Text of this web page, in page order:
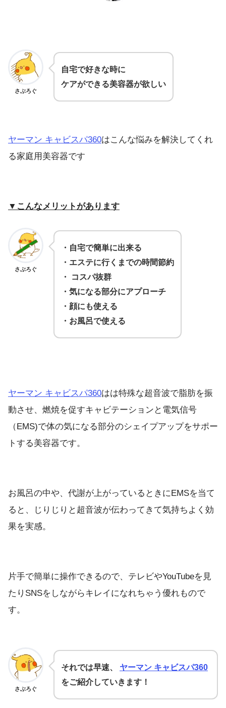
さぶろぐ
自宅で好きな時に
ケアができる美容器が欲しい
ヤーマン キャビスパ360はこんな悩みを解決してくれ
る家庭用美容器です
▼こんなメリットがあります
さぶろぐ
・ 自宅で簡単に出来る
・ エステに行くまでの時間節約
・
コスパ抜群
・ 気になる部分にアプローチ
・顔にも使える
・お風呂で使える
ヤーマン キャビスパ360はは特殊な超音波で脂肪を振
動させ、燃焼を促すキャビテーションと電気信号
（EMS)で体の気になる部分のシェイプアップをサポー
トする美容器です。
お風呂の中や、代謝が上がっているときにEMSを当て
ると、じりじりと超音波が伝わってきて気持ちよく効
果を実感。
片手で簡単に操作できるので、テレビやYouTubeを見
たりSNSをしながらキレイになれちゃう優れもので
す。
さぶろぐ
それでは早速、 ヤーマン キャビスパ360
をご紹介していきます！